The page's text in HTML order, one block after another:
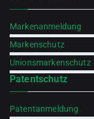
Markenanmeldung
Markenschutz
Unionsmarkenschutz
Patentschutz
Patentanmeldung